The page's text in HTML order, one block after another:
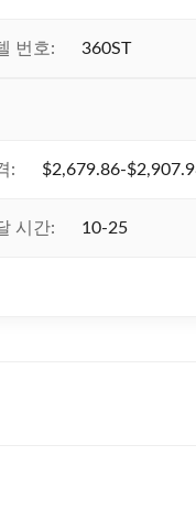
번호: 360ST
: $2,679.86-
시간: 10-25